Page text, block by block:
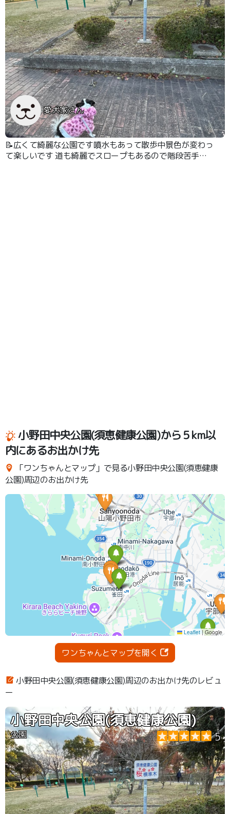
愛犬家さん
📝広くて綺麗な公園です噴水もあって散歩中景色が変わっ
て楽しいです 道も綺麗でスロープもあるので階段苦手な
小野田中央公園(須恵健康公園)から５km以
内にあるお出かけ先
「ワンちゃんとマップ」で見る小野田中央公園(須恵健康
公園)周辺のお出かけ先
ワンちゃんとマップを開く
小野田中央公園(須恵健康公園)周辺のお出かけ先のレビュ
ー
小野田中央公園(須恵健康公園)
公園 5